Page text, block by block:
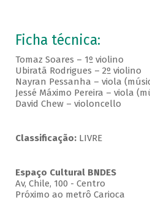
Ficha técnica:
Tomaz Soares – 1º violino
Ubiratã Rodrigues – 2º violino
Nayran Pessanha – viola
Jessé Máximo Pereira – viola
David Chew – violoncello
Classificação:LIVRE
Espaço Cultural BNDES
Av, Chile, 100 - Centro
Próximo ao metrô Carioca